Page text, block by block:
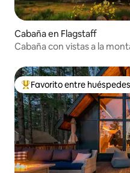
Cabaña en Flagstaff
Cabaña con vistas a la
Favorito entre los
Favorito entre huéspedes